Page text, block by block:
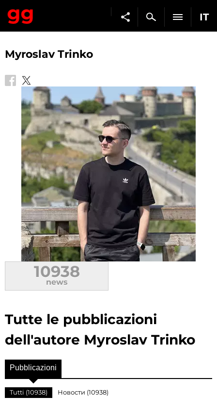
IT
Myroslav Trinko
10938
news
Tutte le pubblicazioni
dell'autore Myroslav Trinko
Pubblicazioni
Tutti (10938) Новости (10938)